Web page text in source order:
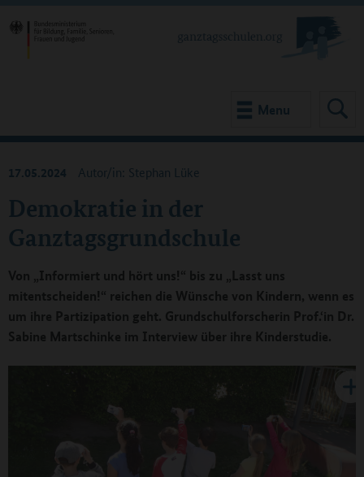
Menu
Demokratie in der
Ganztagsgrundschule
17.05.2024 Autor/in: Stephan Lüke
Von „Informiert und hört uns!“ bis zu „Lasst uns
mitentscheiden!“ reichen die Wünsche von Kindern, wenn es
um ihre Partizipation geht. Grundschulforscherin Prof.‘in Dr.
Sabine Martschinke im Interview über ihre Kinderstudie.